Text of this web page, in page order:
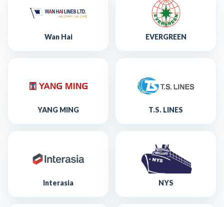
Wan Hai EVERGREEN
YANG MING T.S. LINES
Interasia NYS